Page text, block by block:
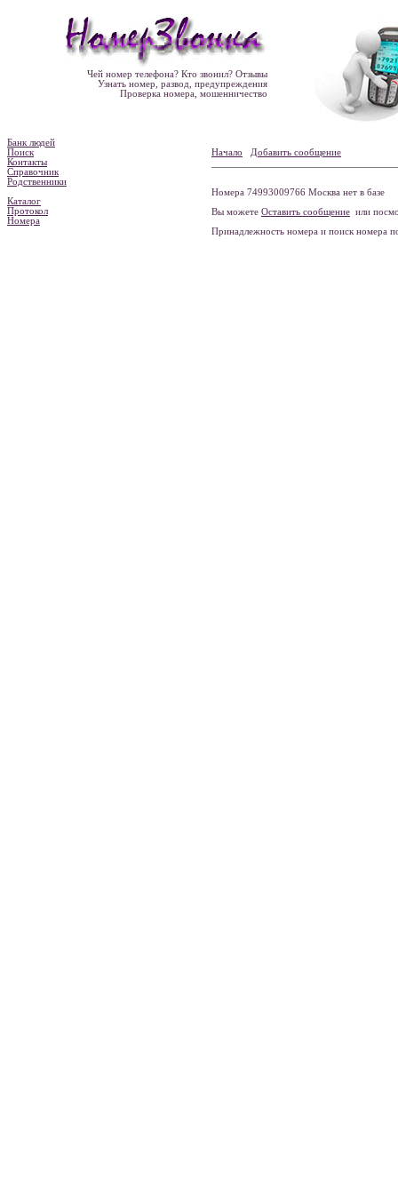
Чей номер телефона? Кто звонил? Отзывы
Узнать номер, развод, предупреждения
Проверка номера, мошенничество
Банк людей
Поиск
Контакты
Справочник
Родственники
Каталог
Протокол
Номера
Начало Добавить сообщение
Номера 74993009766 Москва нет в базе
Вы можете Оставить сообщение или
Принадлежность номера и поиск номера